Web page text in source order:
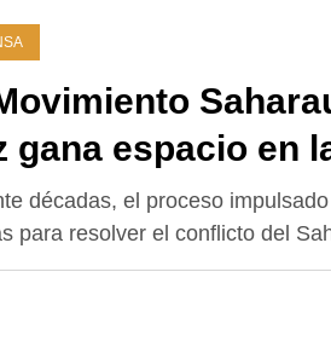
gana espacio en
décadas, el proceso
para resolver el conflicto del